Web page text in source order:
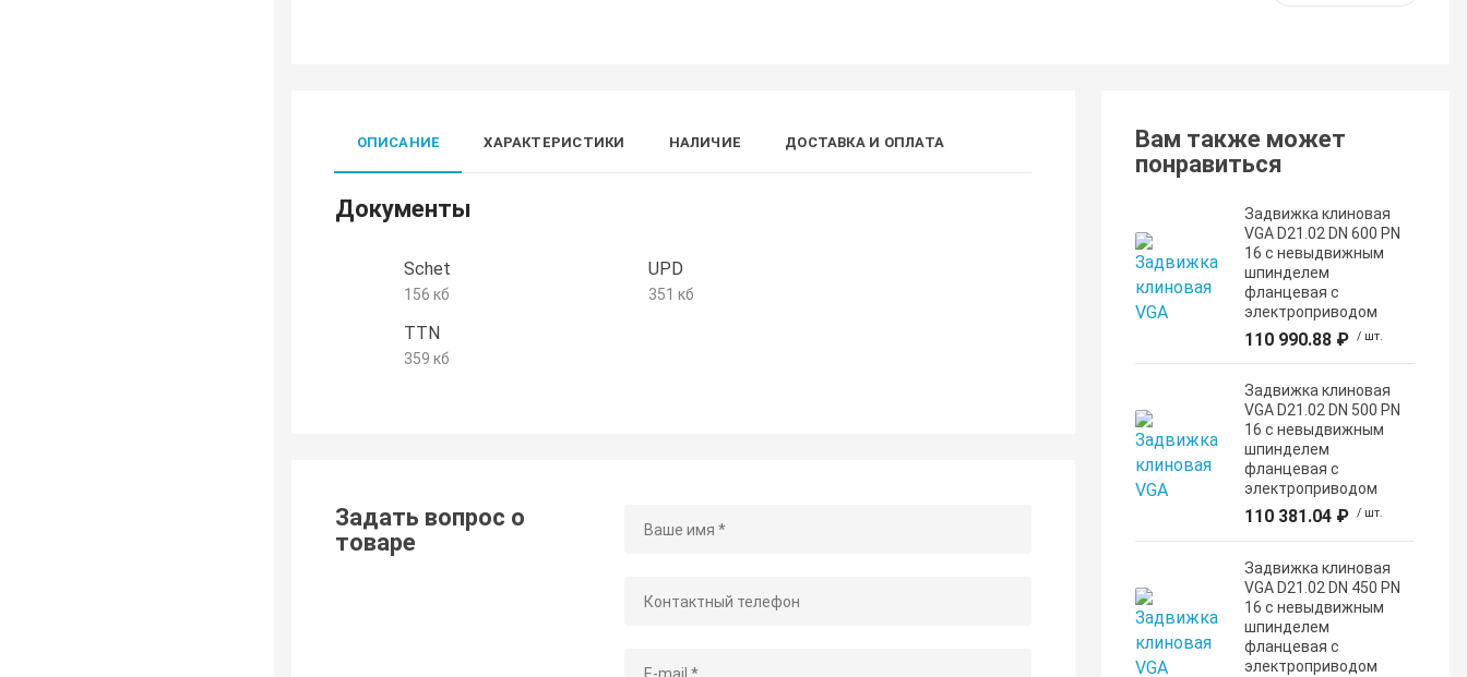
ОПИСАНИЕ ХАРАКТЕРИСТИКИ НАЛИЧИЕ ДОСТАВКА И ОПЛАТА
Документы
Schet
156 кб
UPD
351 кб
TTN
359 кб
Задать вопрос о
товаре
Вам также может
понравиться
Задвижка клиновая
VGA D21.02 DN 600 PN
16 с невыдвижным
шпинделем
фланцевая с
электроприводом
110 990.88 ₽ / шт.
Задвижка клиновая
VGA D21.02 DN 500 PN
16 с невыдвижным
шпинделем
фланцевая с
электроприводом
110 381.04 ₽ / шт.
Задвижка клиновая
VGA D21.02 DN 450 PN
16 с невыдвижным
шпинделем
фланцевая с
электроприводом